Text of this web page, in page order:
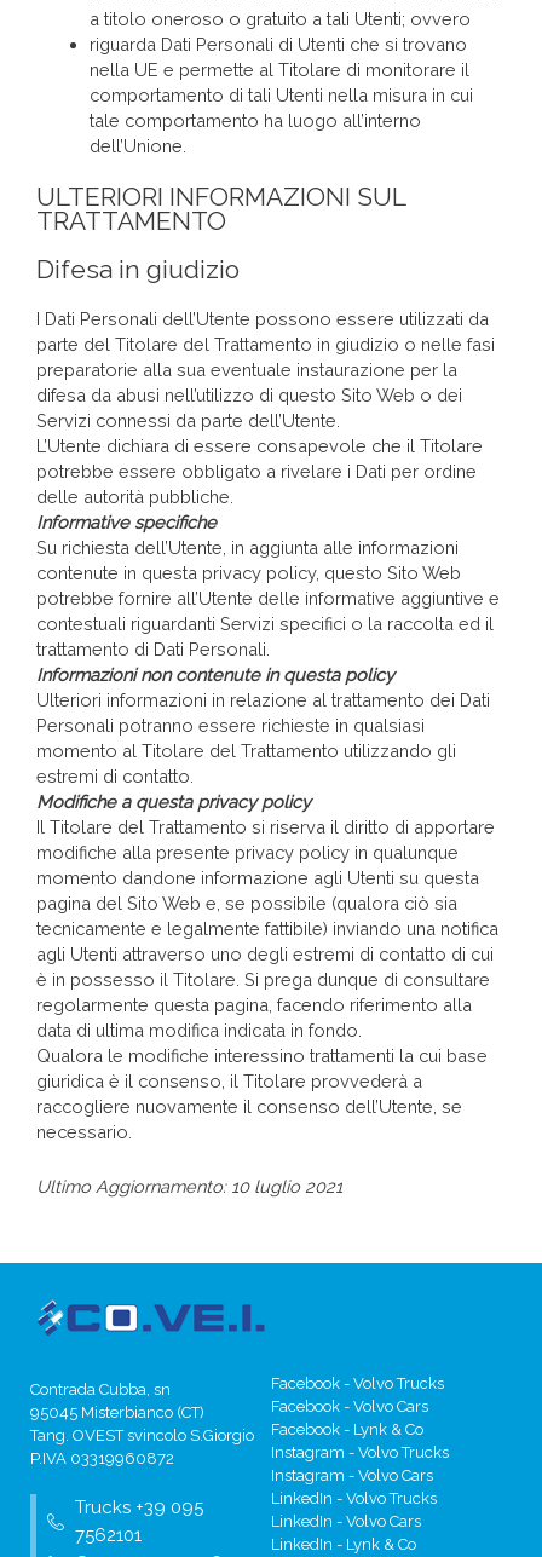
a titolo oneroso o gratuito a tali Utenti; ovvero
riguarda Dati Personali di Utenti che si trovano
nella UE e permette al Titolare di monitorare il
comportamento di tali Utenti nella misura in cui
tale comportamento ha luogo all’interno
dell’Unione.
ULTERIORI INFORMAZIONI SUL
TRATTAMENTO
Difesa in giudizio
I Dati Personali dell’Utente possono essere utilizzati da
parte del Titolare del Trattamento in giudizio o nelle fasi
preparatorie alla sua eventuale instaurazione per la
difesa da abusi nell’utilizzo di questo Sito Web o dei
Servizi connessi da parte dell’Utente.
L’Utente dichiara di essere consapevole che il Titolare
potrebbe essere obbligato a rivelare i Dati per ordine
delle autorità pubbliche.
Informative specifiche
Su richiesta dell’Utente, in aggiunta alle informazioni
contenute in questa privacy policy, questo Sito Web
potrebbe fornire all’Utente delle informative aggiuntive e
contestuali riguardanti Servizi specifici o la raccolta ed il
trattamento di Dati Personali.
Informazioni non contenute in questa policy
Ulteriori informazioni in relazione al trattamento dei Dati
Personali potranno essere richieste in qualsiasi
momento al Titolare del Trattamento utilizzando gli
estremi di contatto.
Modifiche a questa privacy policy
Il Titolare del Trattamento si riserva il diritto di apportare
modifiche alla presente privacy policy in qualunque
momento dandone informazione agli Utenti su questa
pagina del Sito Web e, se possibile (qualora ciò sia
tecnicamente e legalmente fattibile) inviando una notifica
agli Utenti attraverso uno degli estremi di contatto di cui
è in possesso il Titolare. Si prega dunque di consultare
regolarmente questa pagina, facendo riferimento alla
data di ultima modifica indicata in fondo.
Qualora le modifiche interessino trattamenti la cui base
giuridica è il consenso, il Titolare provvederà a
raccogliere nuovamente il consenso dell’Utente, se
necessario.
Ultimo Aggiornamento: 10 luglio 2021
Contrada Cubba, sn
95045 Misterbianco (CT)
Tang. OVEST svincolo S.Giorgio
P.IVA 03319960872
Trucks +39 095
7562101
Facebook - Volvo Trucks
Facebook - Volvo Cars
Facebook - Lynk & Co
Instagram - Volvo Trucks
Instagram - Volvo Cars
LinkedIn - Volvo Trucks
LinkedIn - Volvo Cars
LinkedIn - Lynk & Co